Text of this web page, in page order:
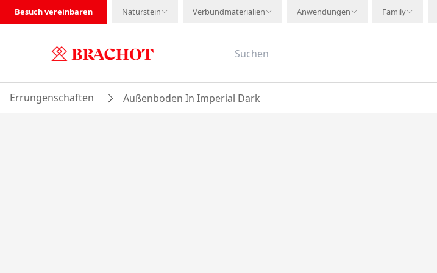
Besuch vereinbaren Naturstein Verbundmaterialien Anwendungen Family
Errungenschaften Außenboden In Imperial Dark